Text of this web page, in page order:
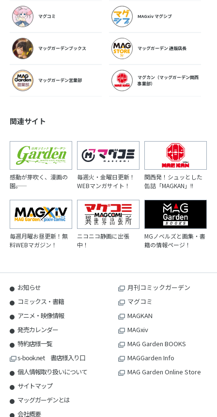
マグコミ MAGxiv マグシブ
マッグガーデンブックス マッグガーデン 通販店長
マッグガーデン営業部
マグカン（マッグガーデン関西
事業部）
関連サイト
感動が芽吹く、漫画の
園――。
毎週火・金曜日更新！
WEBマンガサイト！
関西発！シュッとした
缶詰「MAGKAN」!!
毎週月曜お昼更新！無
料WEBマガジン！
ニコニコ静画に出張
中！
MGノベルズと画集・書
籍の情報ページ！
お知らせ
コミックス・書籍
アニメ・映像情報
発売カレンダー
特約店様一覧
s-book.net 書店様入り口
個人情報取り扱いについて
サイトマップ
マッグガーデンとは
会社概要
月刊コミックガーデン
マグコミ
MAGKAN
MAGxiv
MAG Garden BOOKS
MAGGarden Info
MAG Garden Online Store